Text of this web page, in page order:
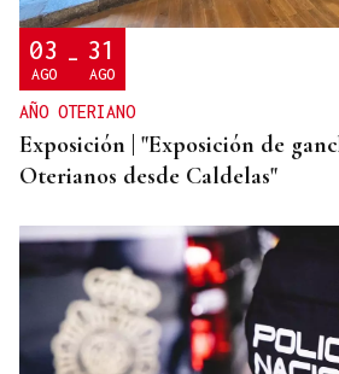
03
AGO - 31
AGO
AÑO OTERIANO
Exposición | "Exposición de
Oterianos desde Caldelas"